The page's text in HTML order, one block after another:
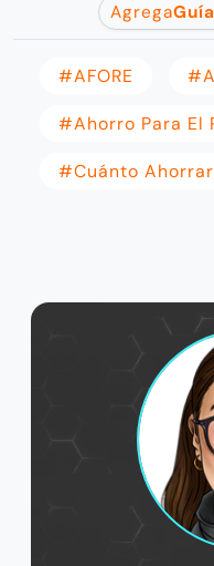
Agrega
#AFORE
#Ahorro Para El
#Cuánto